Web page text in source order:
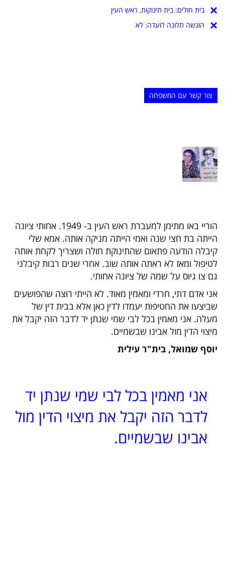
בית חולים:בית תינוקות, ראש העין
הוגשה תלונה לועדה: לא
צור קשר עם המשפחה
הוריי באו מתימן למעברת ראש העין ב- 1949. אחותי ציונה
הייתה בת חצי שנה ואמי הייתה מניקה אותה. אמא שלי
קיבלה הודעה פתאום שהתינוקת חולה ושצריך לקחת אותה
לטיפול ומאז לא ראתה אותה שוב. אחרי שנים רבות קיבלני
גם צו גיוס על שמה של ציונה אחותי.
אני אדם דתי, חרדי ומאמין מאוד. לא הייתי רוצה שהפושעים
שביצעו את החטיפות יעמדו לדין כאן אלא בבית דין של
מעלה. אני מאמין בכל לבי שמי שנתן יד לדבר הזה יקבל את
מיצוי הדין מול אבינו שבשמיים.
יוסף שמואל, בית"ר עילית
אני מאמין בכל לבי שמי שנתן יד
לדבר הזה יקבל את מיצוי הדין מול
אבינו שבשמיים.